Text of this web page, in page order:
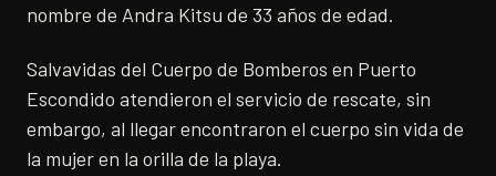
nombre de Andra Kitsu de 33 años de edad.
Salvavidas del Cuerpo de Bomberos en Puerto
Escondido atendieron el servicio de rescate, sin
embargo, al llegar encontraron el cuerpo sin vida de
la mujer en la orilla de la playa.